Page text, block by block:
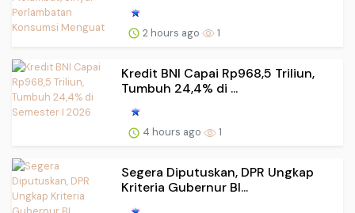
2 hours ago 1
Kredit BNI Capai Rp968,5 Triliun,
Tumbuh 24,4% di ...
4 hours ago 1
Segera Diputuskan, DPR Ungkap
Kriteria Gubernur BI...